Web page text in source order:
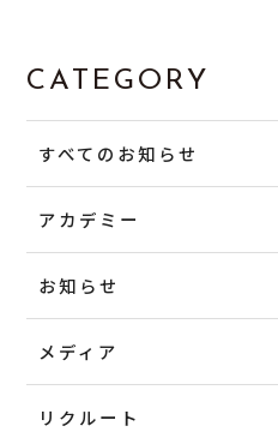
CATEGORY
すべてのお知らせ
アカデミー
お知らせ
メディア
リクルート